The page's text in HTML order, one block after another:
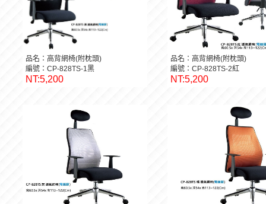
品名：高背網椅(附枕頭)
編號：CP-828TS-1黑
NT:5,200
品名：高背網椅(附枕頭)
編號：CP-828TS-2紅
NT:5,200